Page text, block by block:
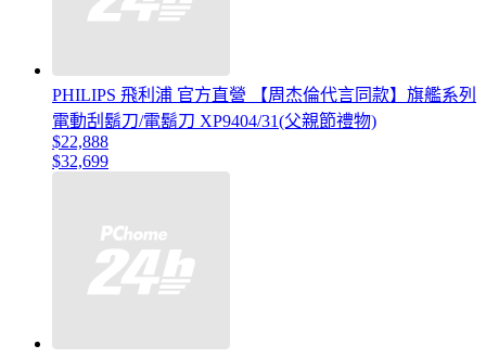
PHILIPS 飛利浦 官方直營 【周杰倫代言同款】旗艦系列
電動刮鬍刀/電鬍刀 XP9404/31(父親節禮物)
$22,888
$32,699